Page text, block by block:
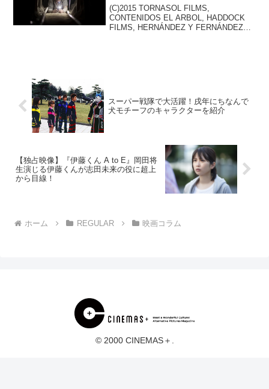
(C)2015 TORNASOL FILMS,
CONTENIDOS EL ARBOL, HADDOCK
FILMS, HERNÁNDEZ Y FERNÁNDEZ
スーパー戦隊で大活躍！戌年にちなんで
犬モチーフのキャラクターを紹介
【独占映像】『伊藤くん A to E』岡田将
生演じる伊藤くんが志田未来の役に超上
から目線！
ホーム REGULAR 映画コラム
© 2000 CINEMAS＋.